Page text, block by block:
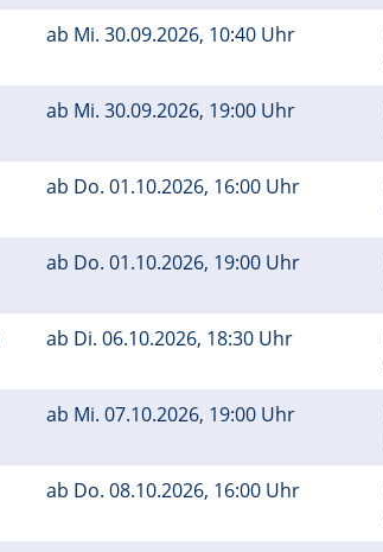
ab Mi. 30.09.2026, 10:40 Uhr
ab Mi. 30.09.2026, 19:00 Uhr
ab Do. 01.10.2026, 16:00 Uhr
ab Do. 01.10.2026, 19:00 Uhr
ab Di. 06.10.2026, 18:30 Uhr
ab Mi. 07.10.2026, 19:00 Uhr
ab Do. 08.10.2026, 16:00 Uhr